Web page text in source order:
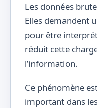
Les données
Elles demandent
pour être
réduit cette
l’information.
Ce phénomène
important dans